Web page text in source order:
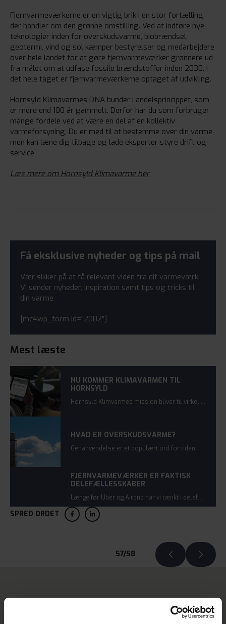
Fjernvarmeværkerne er en vigtig brik i en stor fortælling,
der handler om den grønne omstilling. Ved at indføre nye
teknologier inden for overskudsvarme, biobrændsel,
geotermi, vind og sol kæmper bestyrelser og medarbejdere
over hele landet for at gøre fjernvarmeværker grønnere ud
fra målet om at udfase fossile brændstoffer inden 2030. I
det hele taget er fjernvarmeværkerne optaget af udvikling.
Hornsyld Klimavarmes DNA bunder i andelsprincippet, som
er mere end 100 år gammelt. Derfor har du som forbruger
mange fordele ved at være en del af en kollektiv
varmeforsyning. Du er med til at bestemme over din varme,
men kan læne dig tilbage og lade eksperter styre drift og
service.
Læs mere om Hornsyld Klimavarme her
Få eksklusive nyheder og tips på mail
Vær sikker på at få relevant viden fra dit varmeværk.
Vi sender nyheder, inspiration samt tips og tricks til
din varme.
[mc4wp_form id=”2002″]
Mest læste
NU KOMMER KLIMAVARMEN TIL
HORNSYLD
Hornsyld Klimvarmes mission bliver til virkelighed. Et grønt stempel fra kommunen, overvældende tilslutning og en enig bestyrelse betyder, at det første spadestik bliver sat i jorden inden sommerferien.
HVAD ER OVERSKUDSVARME?
Genanvendelse er et populært ord for tiden. Og det er også princippet med overskudsvarme, som bliver et omdrejningspunkt hos Hornsyld Klimavarme.
FJERNVARMEVÆRKER ER FAKTISK
DELEFÆLLESSKABER
Længe før Uber og Airbnb har vi tænkt i delefællesskaber. Andelsbevægelsen er en del af vores dna, og de lokale fjernvarmeværker opstod i takt med denne bevægelse.
SPRED ORDET
57/58
Relaterede nyheder